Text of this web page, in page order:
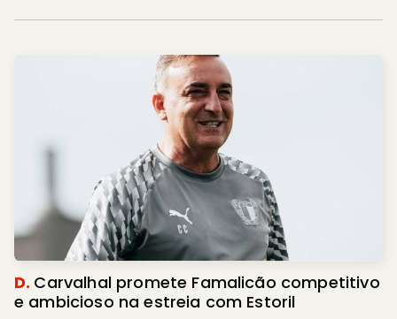
D. Carvalhal promete Famalicão competitivo
e ambicioso na estreia com Estoril